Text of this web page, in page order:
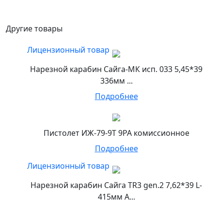
Другие товары
Лицензионный товар
Нарезной карабин Сайга-МК исп. 033 5,45*39
336мм ...
Подробнее
Пистолет ИЖ-79-9Т 9РА комиссионное
Подробнее
Лицензионный товар
Нарезной карабин Сайга TR3 gen.2 7,62*39 L-
415мм А...